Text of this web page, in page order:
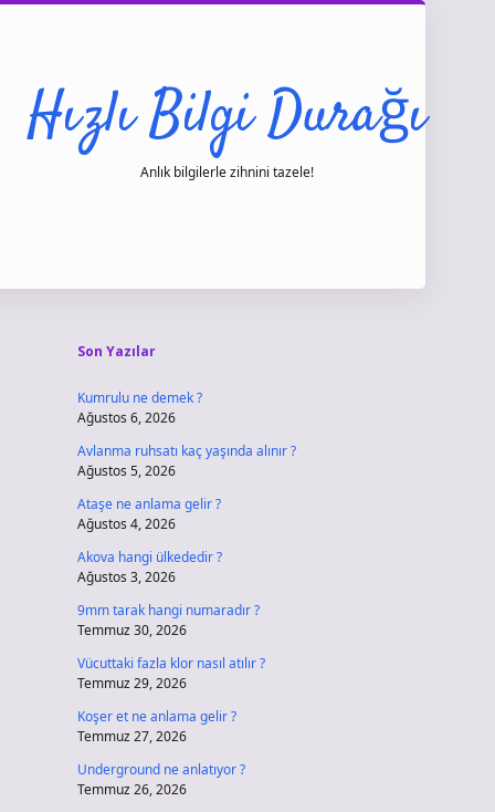
Hızlı Bilgi Durağı
Anlık bilgilerle zihnini tazele!
Son Yazılar
Kumrulu ne demek ?
Ağustos 6, 2026
Avlanma ruhsatı kaç yaşında alınır ?
Ağustos 5, 2026
Ataşe ne anlama gelir ?
Ağustos 4, 2026
Akova hangi ülkededir ?
Ağustos 3, 2026
9mm tarak hangi numaradır ?
Temmuz 30, 2026
Vücuttaki fazla klor nasıl atılır ?
Temmuz 29, 2026
Koşer et ne anlama gelir ?
Temmuz 27, 2026
Underground ne anlatıyor ?
Temmuz 26, 2026